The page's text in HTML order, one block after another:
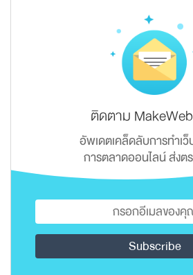
ติดตาม
อัพเดตเคล็ดลับการทำเว็
การตลาดออนไลน์ ส่งต